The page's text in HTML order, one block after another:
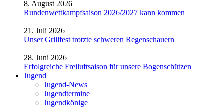
8. August 2026
Rundenwettkampfsaison 2026/2027 kann kommen
21. Juli 2026
Unser Grillfest trotzte schweren Regenschauern
28. Juni 2026
Erfolgreiche Freiluftsaison für unsere Bogenschützen
Jugend
Jugend-News
Jugendtermine
Jugendkönige